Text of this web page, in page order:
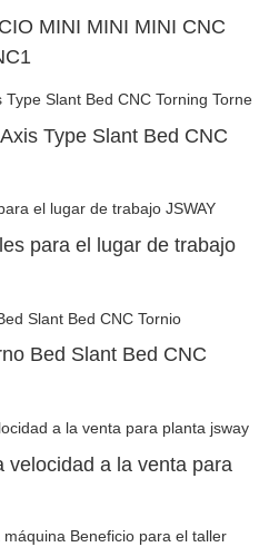
MINI MINI MINI CNC
Type Slant Bed CNC
para el lugar de trabajo
Bed Slant Bed CNC
velocidad a la venta para